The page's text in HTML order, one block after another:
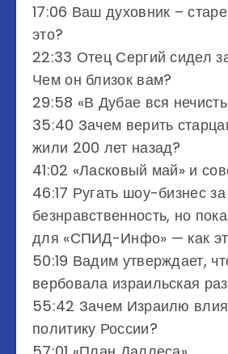
17:06 Ваш духовник –
это?
22:33 Отец Сергий сидел
Чем он близок вам?
29:58 «В Дубае вся
35:40 Зачем верить
жили 200 лет назад?
41:02 «Ласковый май» и
46:17 Ругать шоу-бизнес за
безнравственность, но
для «СПИД-Инфо» — как
50:19 Вадим утверждает,
вербовала израильская
55:42 Зачем Израилю
политику России?